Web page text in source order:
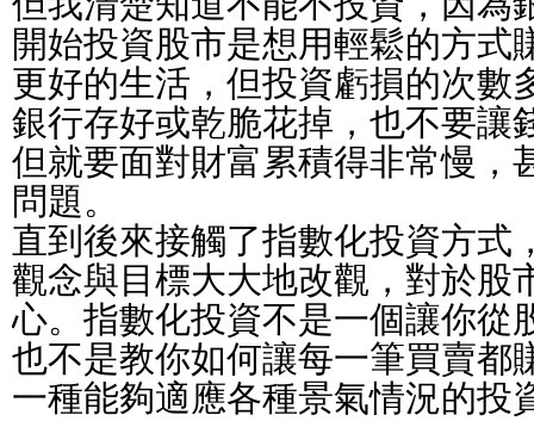
開始投資股市是想用輕鬆的方式
更好的生活，但投資虧損的次數
銀行存好或乾脆花掉，也不要讓
但就要面對財富累積得非常慢，
問題。
直到後來接觸了指數化投資方式
觀念與目標大大地改觀，對於股
心。指數化投資不是一個讓你從
也不是教你如何讓每一筆買賣都
一種能夠適應各種景氣情況的投